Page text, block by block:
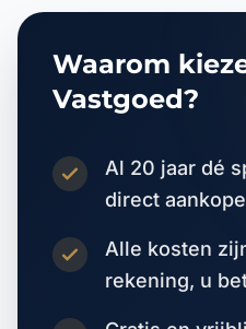
Waarom
Vastgoed?
Al 20 jaar dé
direct
Alle kosten
rekening, u